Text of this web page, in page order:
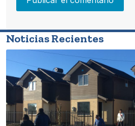
Noticias Recientes